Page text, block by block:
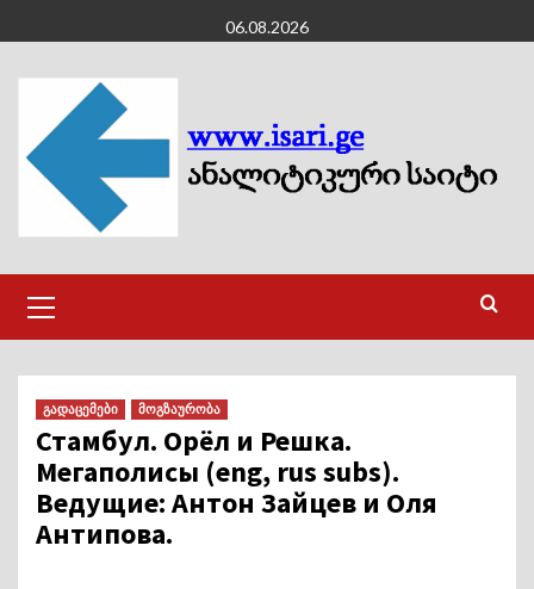
to
content
06.08.2026
Menu
გადაცემები მოგზაურობა
Стамбул. Орёл и Решка.
Мегаполисы (eng, rus subs).
Ведущие: Антон Зайцев и Оля
Антипова.